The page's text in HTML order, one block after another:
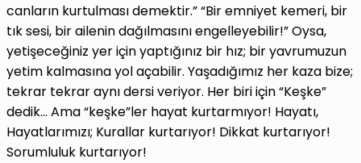
canların kurtulması demektir.” “Bir emniyet kemeri, bir
tık sesi, bir ailenin dağılmasını engelleyebilir!” Oysa,
yetişeceğiniz yer için yaptığınız bir hız; bir yavrumuzun
yetim kalmasına yol açabilir. Yaşadığımız her kaza bize;
tekrar tekrar aynı dersi veriyor. Her biri için “Keşke”
dedik… Ama “keşke”ler hayat kurtarmıyor! Hayatı,
Hayatlarımızı; Kurallar kurtarıyor! Dikkat kurtarıyor!
Sorumluluk kurtarıyor!